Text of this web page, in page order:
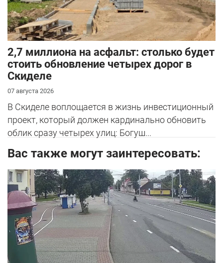
2,7 миллиона на асфальт: столько будет
стоить обновление четырех дорог в
Скиделе
07 августа 2026
В Скиделе воплощается в жизнь инвестиционный
проект, который должен кардинально обновить
облик сразу четырех улиц: Богуш...
Вас также могут заинтересовать: